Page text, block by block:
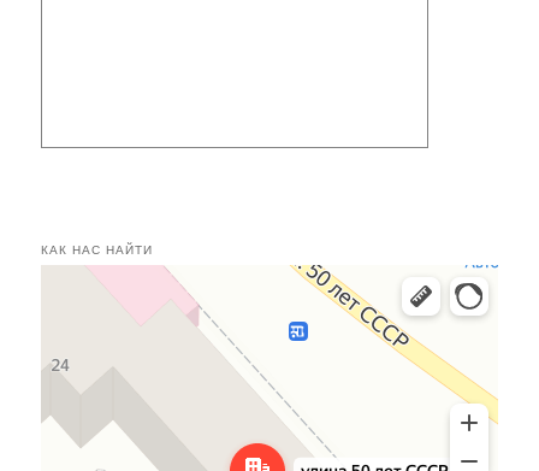
КАК НАС НАЙТИ
Улица 50 лет СССР, 24 — Яндекс.Карты